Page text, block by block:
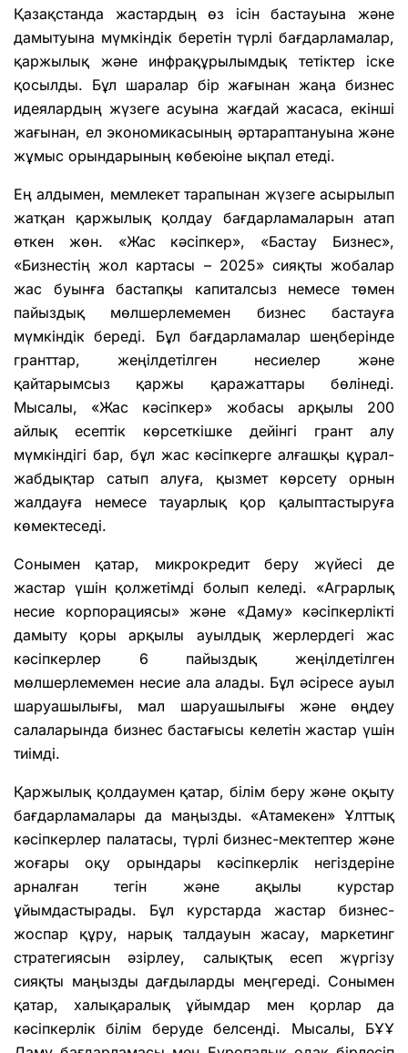
Қазақстанда жастардың өз ісін бастауына және
дамытуына мүмкіндік беретін түрлі бағдарламалар,
қаржылық және инфрақұрылымдық тетіктер іске
қосылды. Бұл шаралар бір жағынан жаңа бизнес
идеялардың жүзеге асуына жағдай жасаса, екінші
жағынан, ел экономикасының әртараптануына және
жұмыс орындарының көбеюіне ықпал етеді.
Ең алдымен, мемлекет тарапынан жүзеге асырылып
жатқан қаржылық қолдау бағдарламаларын атап
өткен жөн. «Жас кәсіпкер», «Бастау Бизнес»,
«Бизнестің жол картасы – 2025» сияқты жобалар
жас буынға бастапқы капиталсыз немесе төмен
пайыздық мөлшерлемемен бизнес бастауға
мүмкіндік береді. Бұл бағдарламалар шеңберінде
гранттар, жеңілдетілген несиелер және
қайтарымсыз қаржы қаражаттары бөлінеді.
Мысалы, «Жас кәсіпкер» жобасы арқылы 200
айлық есептік көрсеткішке дейінгі грант алу
мүмкіндігі бар, бұл жас кәсіпкерге алғашқы құрал-
жабдықтар сатып алуға, қызмет көрсету орнын
жалдауға немесе тауарлық қор қалыптастыруға
көмектеседі.
Сонымен қатар, микрокредит беру жүйесі де
жастар үшін қолжетімді болып келеді. «Аграрлық
несие корпорациясы» және «Даму» кәсіпкерлікті
дамыту қоры арқылы ауылдық жерлердегі жас
кәсіпкерлер 6 пайыздық жеңілдетілген
мөлшерлемемен несие ала алады. Бұл әсіресе ауыл
шаруашылығы, мал шаруашылығы және өңдеу
салаларында бизнес бастағысы келетін жастар үшін
тиімді.
Қаржылық қолдаумен қатар, білім беру және оқыту
бағдарламалары да маңызды. «Атамекен» Ұлттық
кәсіпкерлер палатасы, түрлі бизнес-мектептер және
жоғары оқу орындары кәсіпкерлік негіздеріне
арналған тегін және ақылы курстар
ұйымдастырады. Бұл курстарда жастар бизнес-
жоспар құру, нарық талдауын жасау, маркетинг
стратегиясын әзірлеу, салықтық есеп жүргізу
сияқты маңызды дағдыларды меңгереді. Сонымен
қатар, халықаралық ұйымдар мен қорлар да
кәсіпкерлік білім беруде белсенді. Мысалы, БҰҰ